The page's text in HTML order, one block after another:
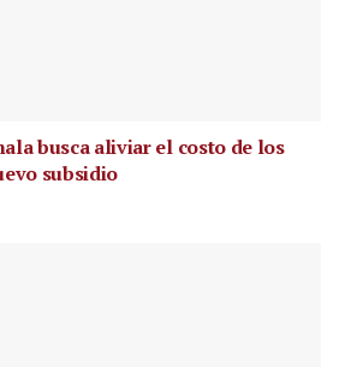
busca aliviar el costo de los
subsidio